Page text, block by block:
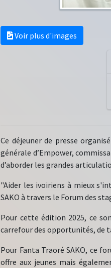
Voir plus d'images
Ce déjeuner de presse
générale d’Empower,
d’aborder les grandes
"Aider les ivoiriens à mieux
SAKO à travers le Forum des
Pour cette édition 2025, ce
carrefour des opportunités, de
Pour Fanta Traoré SAKO, ce
offre aux jeunes mais